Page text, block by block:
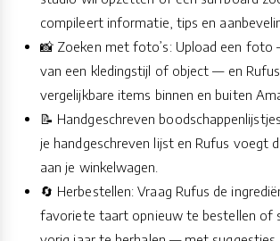
compileert informatie, tips en
📸 Zoeken met foto’s: Upload een foto
van een kledingstijl of object — en
vergelijkbare items binnen en buiten
📝 Handgeschreven
je handgeschreven lijst en Rufus voegt
aan je winkelwagen.
🔄 Herbestellen: Vraag Rufus de
favoriete taart opnieuw te bestellen of